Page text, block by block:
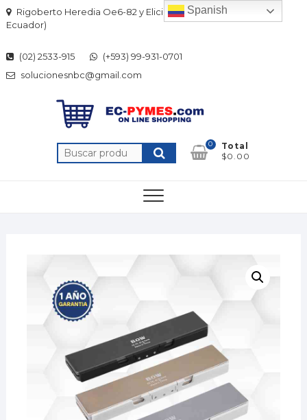
Skip
to
Rigoberto Heredia Oe6-82 y Elicio Flor (Quito-
Ecuador)
(02) 2533-915
(+593) 99-931-0701
solucionesnbc@gmail.com
Buscar
por:
0
Total
$0.00
Spanish